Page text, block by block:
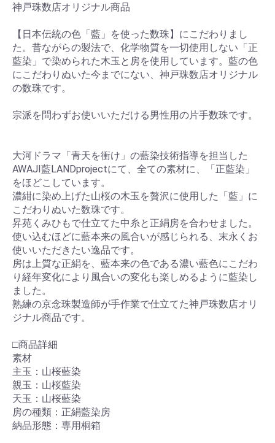
神戸珠数店オリジナル商品
【日本伝統の色「藍」を使った数珠】にこだわりまし
た。昔ながらの製法で、化学物質を一切使用しない「正
藍染」で染められた木玉と房を使用しています。藍の色
にこだわりぬいた今までにない、神戸珠数店オリジナル
の数珠です。
宗派を問わずお使いいただける男性用の片手数珠です。
大河ドラマ「青天を衝け」の藍染技術指導を担当した
AWAJI藍LANDprojectにて、全ての素材に、「正藍染」
をほどこしています。
濃紺に染め上げた山桜の木玉を贅沢に使用した「藍」に
こだわりぬいた数珠です。
昇苑くみひもで仕立てた中糸と正絹房を合わせました。
使い込むほどに藍本来の風合いが感じられる、末永くお
使いいただきたい逸品です。
房は上質な正絹を、藍本来の色である濃い藍色にこだわ
り経年変化により風合いの変化も楽しめるように藍染し
ました。
熟練の京念珠製造師が手作業で仕立てた神戸珠数店オリ
ジナル商品です。
□商品詳細
素材
主玉：山桜藍染
親玉：山桜藍染
天玉：山桜藍染
房の種類：正絹藍染房
納品形態：専用桐箱